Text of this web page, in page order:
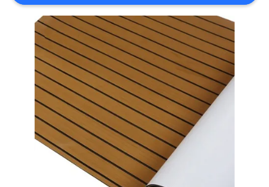
KIỂM
SOÁT
CHẤT
LƯỢNG
LIÊN
CHÚNG